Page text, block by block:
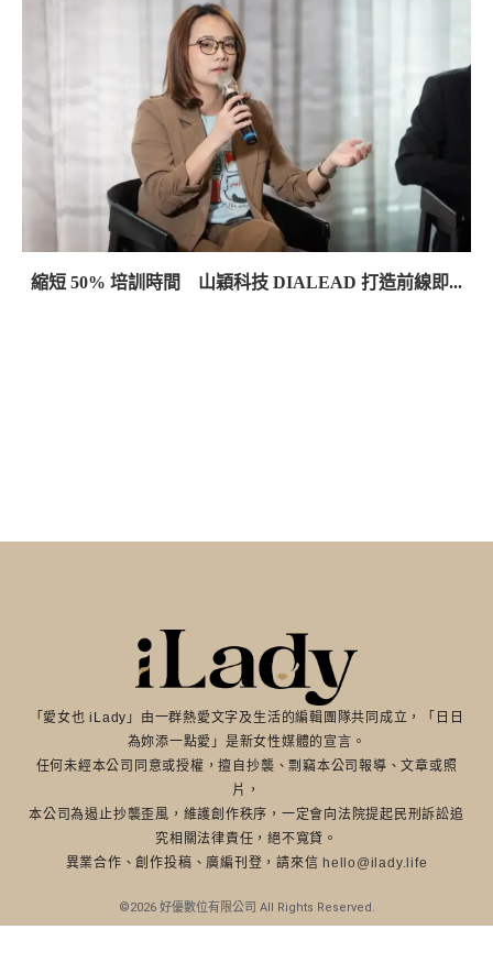
縮短 50% 培訓時間 山穎科技 DIALEAD 打造前線即...
「愛女也 iLady」由一群熱愛文字及生活的編輯團隊共同成立，「日日
為妳添一點愛」是新女性媒體的宣言。
任何未經本公司同意或授權，擅自抄襲、剽竊本公司報導、文章或照
片，
本公司為遏止抄襲歪風，維護創作秩序，一定會向法院提起民刑訴訟追
究相關法律責任，絕不寬貸。
異業合作、創作投稿、廣編刊登，請來信 hello@ilady.life
©2026 好優數位有限公司 All Rights Reserved.